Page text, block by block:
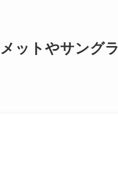
ットやサングラ